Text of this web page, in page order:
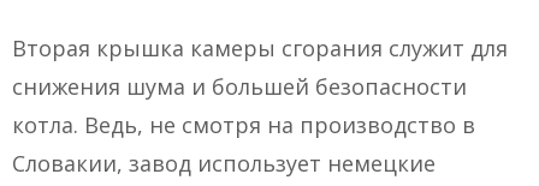
Вторая крышка камеры сгорания служит для
снижения шума и большей безопасности
котла. Ведь, не смотря на производство в
Словакии, завод использует немецкие